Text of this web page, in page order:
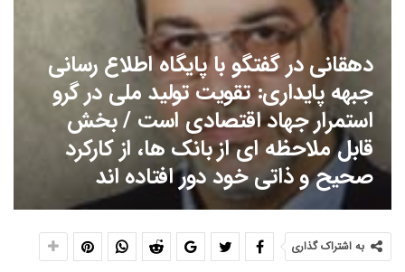
دهقانی در گفتگو با پایگاه اطلاع رسانی
جبهه پایداری: تقویت تولید ملی در گرو
استمرار جهاد اقتصادی است / بخش
قابل ملاحظه ای از بانک ها، از کارکرد
صحیح و ذاتی خود دور افتاده اند
به اشتراک گذاری